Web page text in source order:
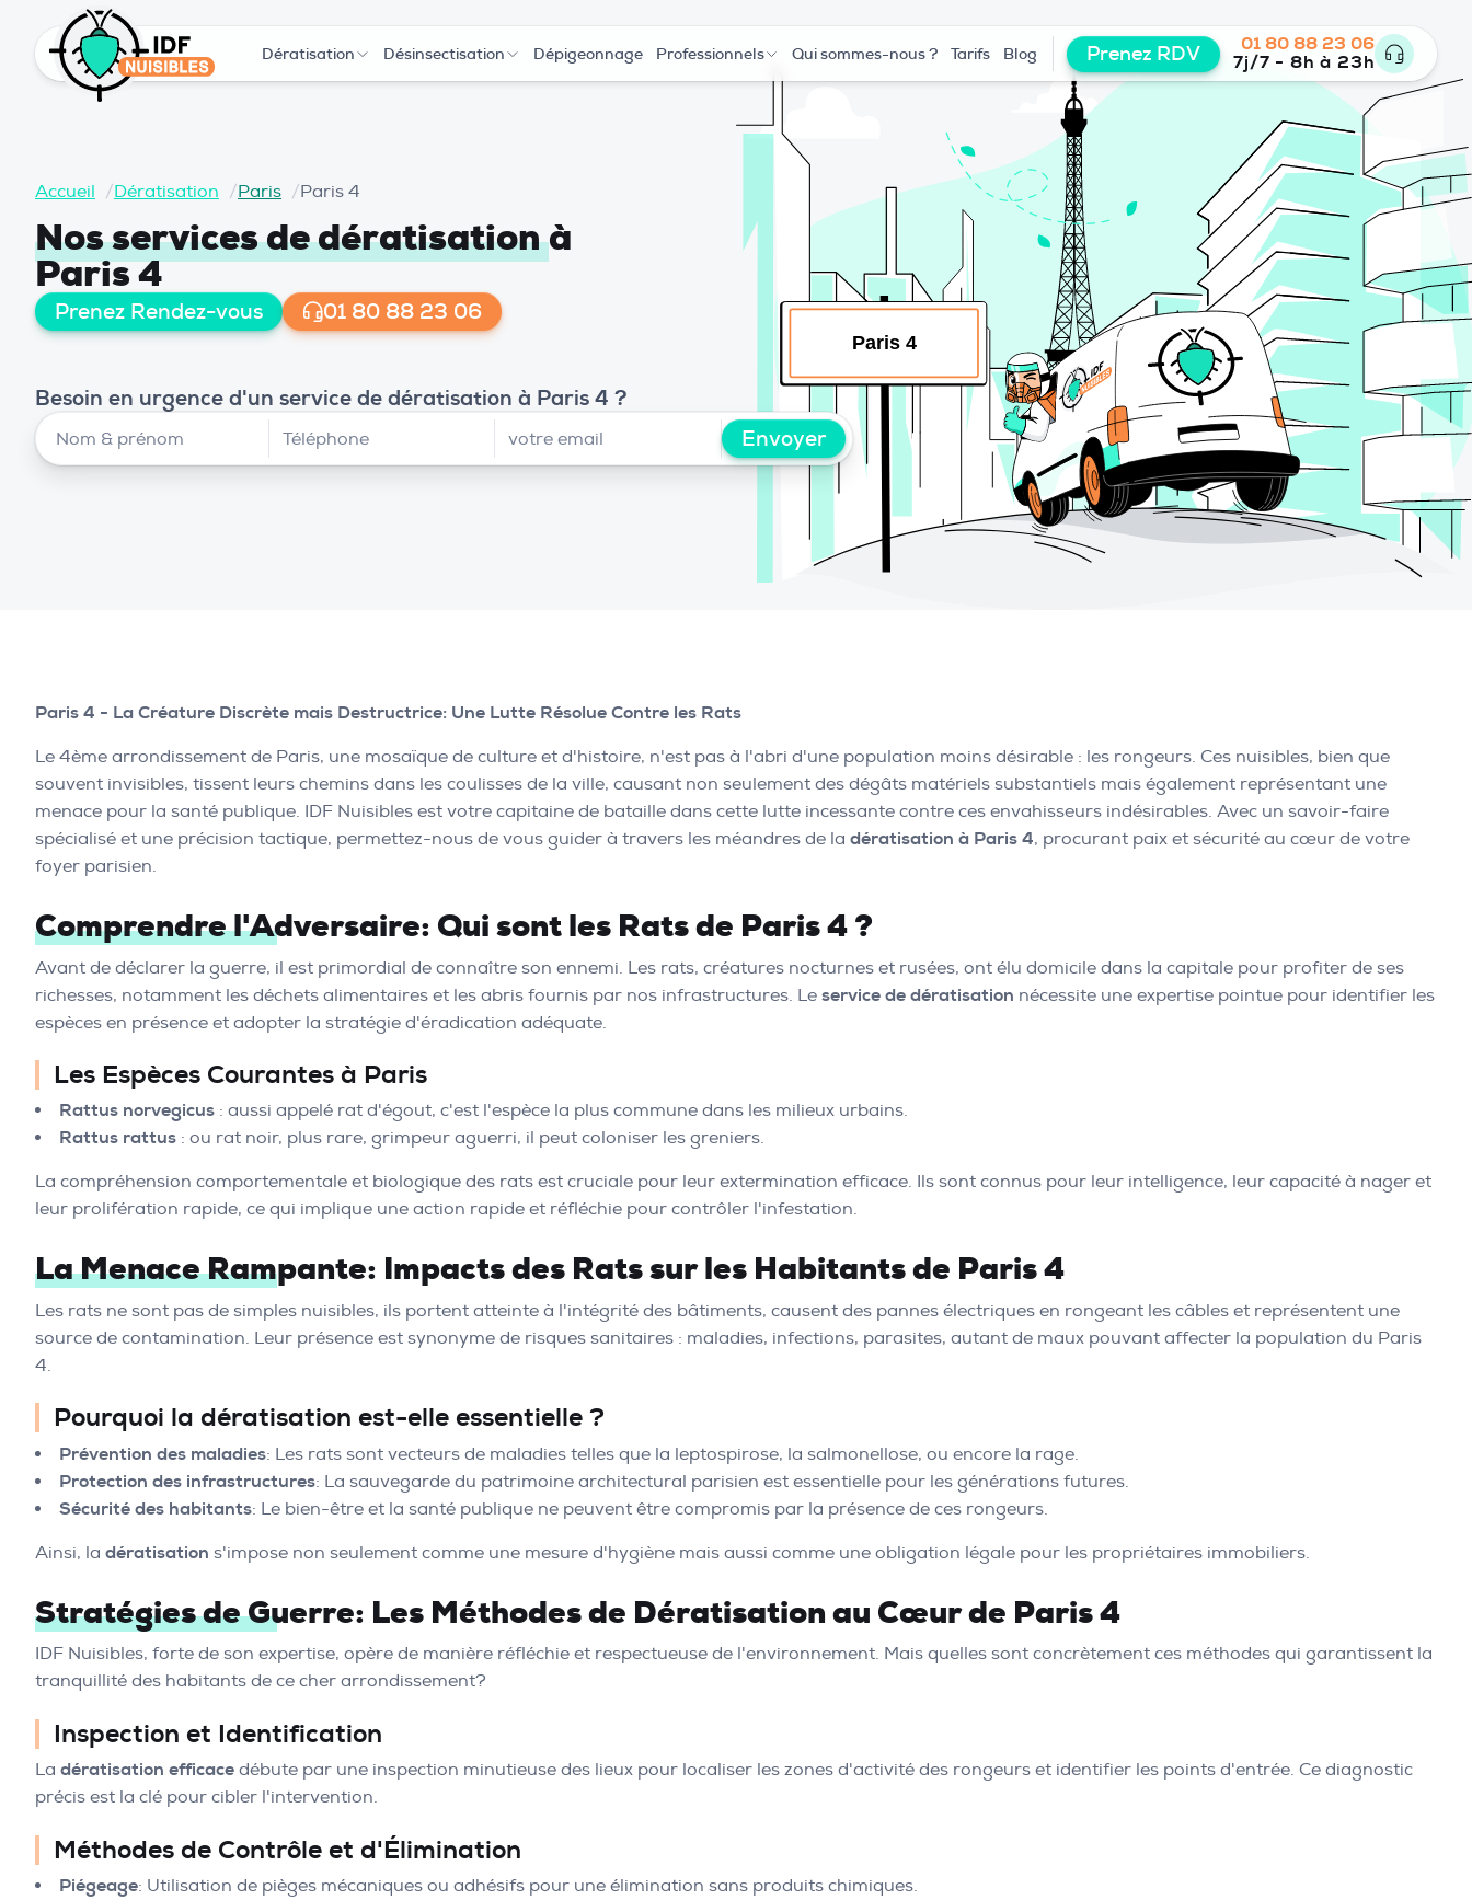
Dératisation Désinsectisation Dépigeonnage Professionnels Qui sommes-nous ? Tarifs Blog Prenez RDV
01 80 88 23 06
7j/7 - 8h à 23h
Accueil /Dératisation /Paris /Paris 4
Nos services de dératisationà
Paris 4
Prenez Rendez-vous 01 80 88 23 06
Besoin en urgence d'un service de dératisation à Paris 4 ?
Envoyer
Paris 4 - La Créature Discrète mais Destructrice: Une Lutte Résolue Contre les Rats
Le 4ème arrondissement de Paris, une mosaïque de culture et d'histoire, n'est pas à l'abri d'une population moins désirable : les rongeurs. Ces nuisibles, bien que
souvent invisibles, tissent leurs chemins dans les coulisses de la ville, causant non seulement des dégâts matériels substantiels mais également représentant une
menace pour la santé publique. IDF Nuisibles est votre capitaine de bataille dans cette lutte incessante contre ces envahisseurs indésirables. Avec un savoir-faire
spécialisé et une précision tactique, permettez-nous de vous guider à travers les méandres de la dératisation à Paris 4, procurant paix et sécurité au cœur de votre
foyer parisien.
Comprendre l'Adversaire: Qui sont les Rats de Paris 4 ?
Avant de déclarer la guerre, il est primordial de connaître son ennemi. Les rats, créatures nocturnes et rusées, ont élu domicile dans la capitale pour profiter de ses
richesses, notamment les déchets alimentaires et les abris fournis par nos infrastructures. Le service de dératisation nécessite une expertise pointue pour identifier les
espèces en présence et adopter la stratégie d'éradication adéquate.
Les Espèces Courantes à Paris
Rattus norvegicus : aussi appelé rat d'égout, c'est l'espèce la plus commune dans les milieux urbains.
Rattus rattus : ou rat noir, plus rare, grimpeur aguerri, il peut coloniser les greniers.
La compréhension comportementale et biologique des rats est cruciale pour leur extermination efficace. Ils sont connus pour leur intelligence, leur capacité à nager et
leur prolifération rapide, ce qui implique une action rapide et réfléchie pour contrôler l'infestation.
La Menace Rampante: Impacts des Rats sur les Habitants de Paris 4
Les rats ne sont pas de simples nuisibles, ils portent atteinte à l'intégrité des bâtiments, causent des pannes électriques en rongeant les câbles et représentent une
source de contamination. Leur présence est synonyme de risques sanitaires : maladies, infections, parasites, autant de maux pouvant affecter la population du Paris
4.
Pourquoi la dératisation est-elle essentielle ?
Prévention des maladies: Les rats sont vecteurs de maladies telles que la leptospirose, la salmonellose, ou encore la rage.
Protection des infrastructures: La sauvegarde du patrimoine architectural parisien est essentielle pour les générations futures.
Sécurité des habitants: Le bien-être et la santé publique ne peuvent être compromis par la présence de ces rongeurs.
Ainsi, la dératisation s'impose non seulement comme une mesure d'hygiène mais aussi comme une obligation légale pour les propriétaires immobiliers.
Stratégies de Guerre: Les Méthodes de Dératisation au Cœur de Paris 4
IDF Nuisibles, forte de son expertise, opère de manière réfléchie et respectueuse de l'environnement. Mais quelles sont concrètement ces méthodes qui garantissent la
tranquillité des habitants de ce cher arrondissement?
Inspection et Identification
La dératisation efficace débute par une inspection minutieuse des lieux pour localiser les zones d'activité des rongeurs et identifier les points d'entrée. Ce diagnostic
précis est la clé pour cibler l'intervention.
Méthodes de Contrôle et d'Élimination
Piégeage: Utilisation de pièges mécaniques ou adhésifs pour une élimination sans produits chimiques.